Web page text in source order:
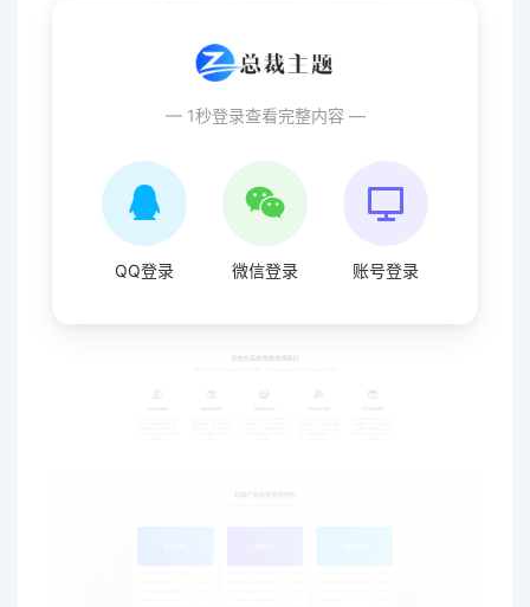
— 1秒登录查看完整内容 —
QQ登录 微信登录 账号登录